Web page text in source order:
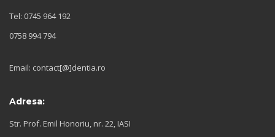
Tel: 0745 964 192
0758 994 794
Email: contact[@]dentia.ro
Adresa:
Str. Prof. Emil Honoriu, nr. 22, IASI